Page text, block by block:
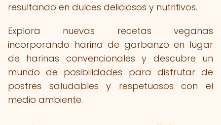
resultando en dulces deliciosos y nutritivos.
Explora nuevas recetas veganas
incorporando harina de garbanzo en lugar
de harinas convencionales y descubre un
mundo de posibilidades para disfrutar de
postres saludables y respetuosos con el
medio ambiente.